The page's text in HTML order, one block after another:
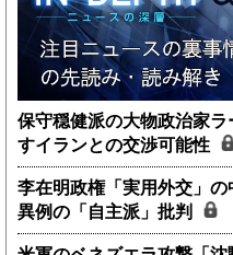
保守穏健派の大物政治家
すイランとの交渉可能性
李在明政権「実用外交」
異例の「自主派」批判